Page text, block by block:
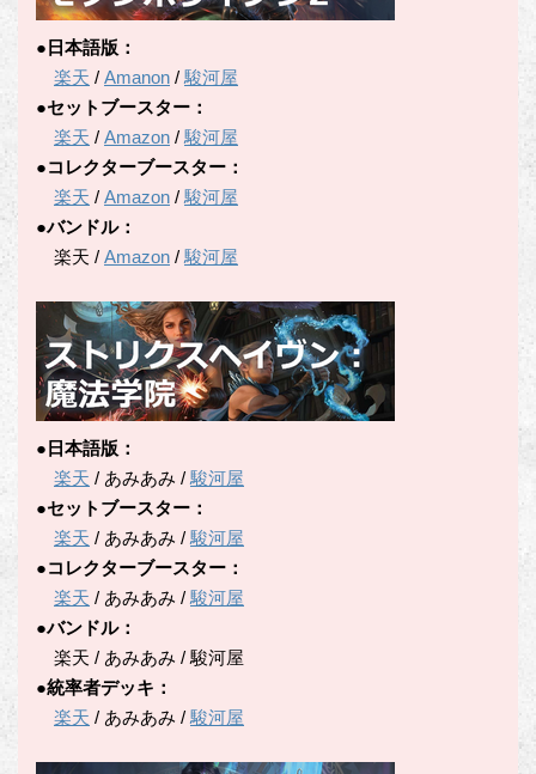
●日本語版：
楽天 / Amanon /駿河屋
●セットブースター：
楽天 / Amazon /駿河屋
●コレクターブースター：
楽天 / Amazon /駿河屋
●バンドル：
楽天 / Amazon /駿河屋
●日本語版：
楽天 / あみあみ /駿河屋
●セットブースター：
楽天 / あみあみ /駿河屋
●コレクターブースター：
楽天 / あみあみ /駿河屋
●バンドル：
楽天 / あみあみ / 駿河屋
●統率者デッキ：
楽天 / あみあみ /駿河屋